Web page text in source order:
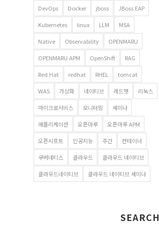
DevOps Docker jboss JBoss EAP
Kubernetes linux LLM MSA
Native Observability OPENMARU
OPENMARU APM OpenShift RAG
Red Hat redhat RHEL tomcat
WAS 가상화 네이티브 레드햇 리눅스
마이크로서비스 모니터링 세미나
애플리케이션 오픈마루 오픈마루 APM
오픈시프트 인공지능 주간 컨테이너
쿠버네티스 클라우드 클라우드 네이티브
클라우드네이티브 클라우드 네이티브 세미나
SEARCH